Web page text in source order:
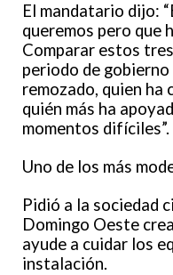
El mandatario dijo:
queremos pero que
Comparar estos
periodo de
remozado, quien
quién más ha
momentos difíciles”.
Uno de los más
Pidió a la sociedad
Domingo Oeste
ayude a cuidar los
instalación.